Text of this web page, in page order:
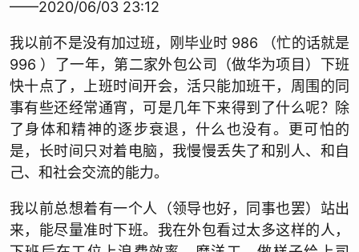
——2020/06/03 23:12
我以前不是没有加过班，刚毕业时 986 （忙的话就是
996 ）了一年，第二家外包公司（做华为项目）下班
快十点了，上班时间开会，活只能加班干，周围的同
事有些还经常通宵，可是几年下来得到了什么呢？除
了身体和精神的逐步衰退，什么也没有。更可怕的
是，长时间只对着电脑，我慢慢丢失了和别人、和自
己、和社会交流的能力。
我以前总想着有一个人（领导也好，同事也罢）站出
来，能尽量准时下班。我在外包看过太多这样的人，